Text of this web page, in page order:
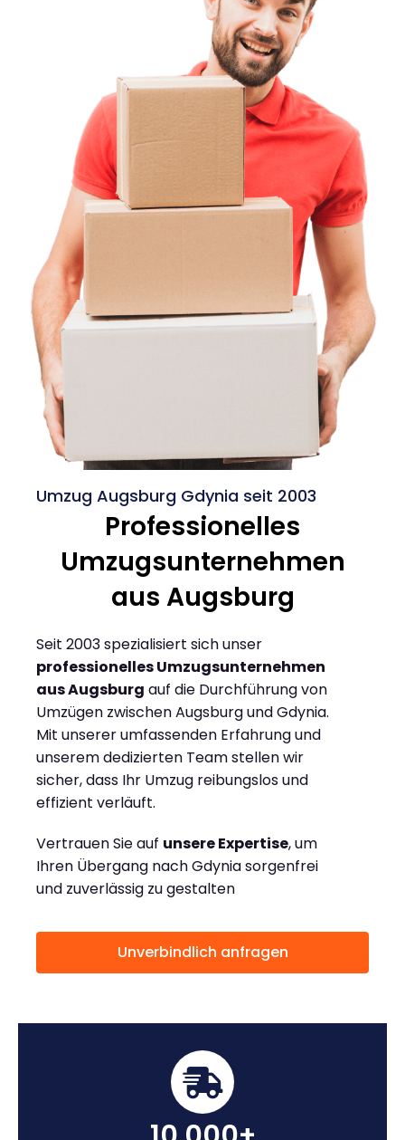
Umzug Augsburg Gdynia seit 2003
Professionelles
Umzugsunternehmen
aus Augsburg
Seit 2003 spezialisiert sich unser
professionelles Umzugsunternehmen
aus Augsburg auf die Durchführung von
Umzügen zwischen Augsburg und Gdynia.
Mit unserer umfassenden Erfahrung und
unserem dedizierten Team stellen wir
sicher, dass Ihr Umzug reibungslos und
effizient verläuft.
Vertrauen Sie auf unsere Expertise, um
Ihren Übergang nach Gdynia sorgenfrei
und zuverlässig zu gestalten
Unverbindlich anfragen